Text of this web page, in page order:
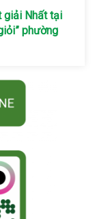
giải Nhất tại
phường